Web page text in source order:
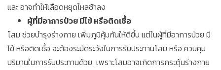
และ อาจทำให้เลือดหยุดไหลช้าลง
ผู้ที่มีอาการป่วย มีไข้ หรือติดเชื้อ
โสม ช่วยบำรุงร่างกาย เพิ่มภูมิคุ้มกันให้ดีขึ้น แต่ในผู้ที่มีอาการป่วย มี
ไข้ หรือติดเชื้อ จะต้องระมัดระวังในการรับประทานโสม หรือ ควบคุม
ปริมานในการรับประทานด้วย เพราะโสมอาจเกิดการกระตุ้นร่างกาย